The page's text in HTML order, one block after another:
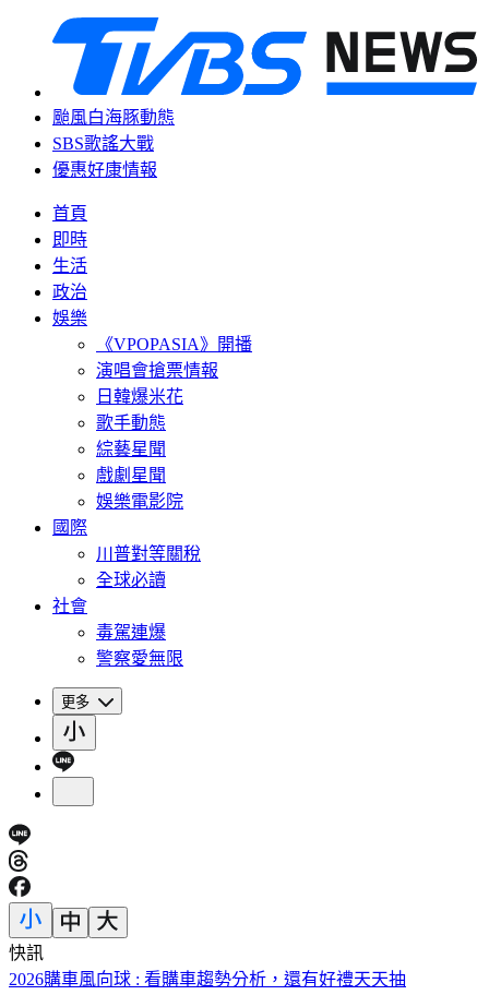
颱風白海豚動態
SBS歌謠大戰
優惠好康情報
首頁
即時
生活
政治
娛樂
《VPOPASIA》開播
演唱會搶票情報
日韓爆米花
歌手動態
綜藝星聞
戲劇星聞
娛樂電影院
國際
川普對等關稅
全球必讀
社會
毒駕連爆
警察愛無限
更多
快訊
行動網路降速演習！中部7縣市今午後首登場 應對措施一次